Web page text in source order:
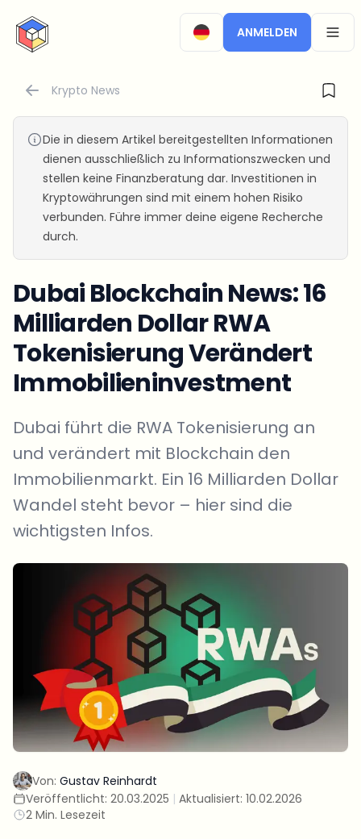
CryptoTicker
ANMELDEN
Krypto News
Die in diesem Artikel bereitgestellten Informationen
dienen ausschließlich zu Informationszwecken und
stellen keine Finanzberatung dar. Investitionen in
Kryptowährungen sind mit einem hohen Risiko
verbunden. Führe immer deine eigene Recherche
durch.
Dubai Blockchain News: 16
Milliarden Dollar RWA
Tokenisierung Verändert
Immobilieninvestment
Dubai führt die RWA Tokenisierung an
und verändert mit Blockchain den
Immobilienmarkt. Ein 16 Milliarden Dollar
Wandel steht bevor – hier sind die
wichtigsten Infos.
Von: Gustav Reinhardt
Veröffentlicht: 20.03.2025 | Aktualisiert: 10.02.2026
2 Min. Lesezeit